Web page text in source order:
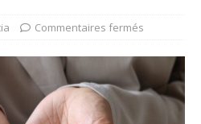
Commentaires fermés